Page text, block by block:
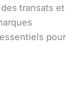
transats et
pour